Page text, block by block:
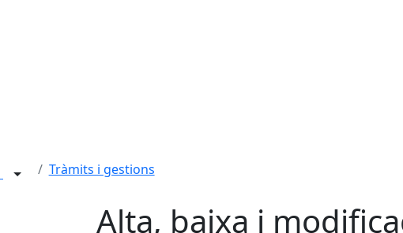
Tràmits i gestions
Alta, baixa i